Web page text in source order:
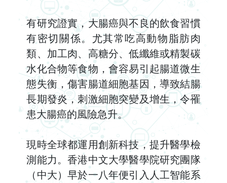
有研究證實，大腸癌與不良的飲食習慣
有密切關係。尤其常吃高動物脂肪肉
類、加工肉、高糖分、低纖維或精製碳
水化合物等食物，會容易引起腸道微生
態失衡，傷害腸道細胞基因，導致結腸
長期發炎，刺激細胞突變及增生，令罹
患大腸癌的風險急升。
現時全球都運用創新科技，提升醫學檢
測能力。香港中文大學醫學院研究團隊
（中大）早於一八年便引入人工智能系